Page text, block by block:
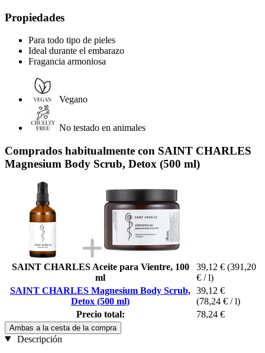
Propiedades
Para todo tipo de pieles
Ideal durante el embarazo
Fragancia armoniosa
Vegano
No testado en animales
Comprados habitualmente con SAINT CHARLES
Magnesium Body Scrub, Detox (500 ml)
SAINT CHARLES Aceite para Vientre, 100
ml
39,12 € (391,20
€ / l)
SAINT CHARLES Magnesium Body Scrub,
Detox (500 ml)
39,12 €
(78,24 € / l)
Precio total:
78,24 €
Ambas a la cesta de la compra
Descripción